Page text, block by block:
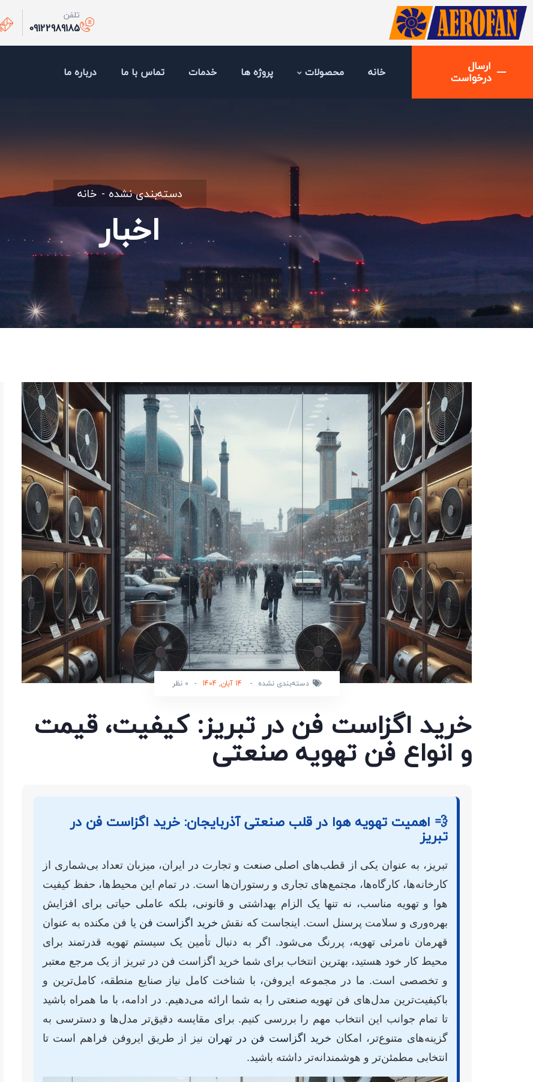
تلفن
09122989185
ارسال
درخواست خانه محصولات پروژه ها خدمات تماس با ما درباره ما
خانه دسته‌بندی نشده
اخبار
دسته‌بندی نشده - 14 آبان, 1404 - 0 نظر
خرید اگزاست فن در تبریز: کیفیت، قیمت
و انواع فن تهویه صنعتی
💨 اهمیت تهویه هوا در قلب صنعتی آذربایجان: خرید اگزاست فن در
تبریز
تبریز، به عنوان یکی از قطب‌های اصلی صنعت و تجارت در ایران، میزبان تعداد بی‌شماری از
کارخانه‌ها، کارگاه‌ها، مجتمع‌های تجاری و رستوران‌ها است. در تمام این محیط‌ها، حفظ کیفیت
هوا و تهویه مناسب، نه تنها یک الزام بهداشتی و قانونی، بلکه عاملی حیاتی برای افزایش
بهره‌وری و سلامت پرسنل است. اینجاست که نقش خرید اگزاست فن یا فن مکنده به عنوان
قهرمان نامرئی تهویه، پررنگ می‌شود. اگر به دنبال تأمین یک سیستم تهویه قدرتمند برای
محیط کار خود هستید، بهترین انتخاب برای شما خرید اگزاست فن در تبریز از یک مرجع معتبر
و تخصصی است. ما در مجموعه ایروفن، با شناخت کامل نیاز صنایع منطقه، کامل‌ترین و
باکیفیت‌ترین مدل‌های فن تهویه صنعتی را به شما ارائه می‌دهیم. در ادامه، با ما همراه باشید
تا تمام جوانب این انتخاب مهم را بررسی کنیم. برای مقایسه دقیق‌تر مدل‌ها و دسترسی به
گزینه‌های متنوع‌تر، امکان خرید اگزاست فن در تهران نیز از طریق ایروفن فراهم است تا
انتخابی مطمئن‌تر و هوشمندانه‌تر داشته باشید.